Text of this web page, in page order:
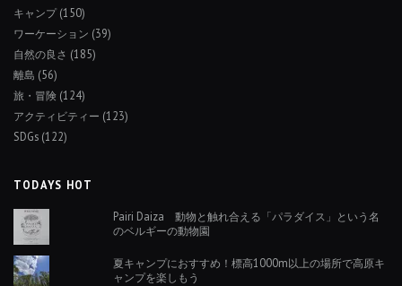
キャンプ(150)
ワーケーション (39)
自然の良さ (185)
離島 (56)
旅・冒険 (124)
アクティビティー (123)
SDGs (122)
TODAYS HOT
Pairi Daiza 動物と触れ合える「パラダイス」という名
のベルギーの動物園
夏キャンプにおすすめ！標高1000m以上の場所で高原キ
ャンプを楽しもう